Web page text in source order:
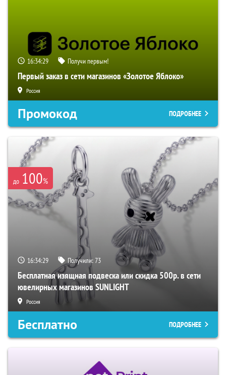
16:34:28 Получи первым!
Первый заказ в сети магазинов «Золотое Яблоко»
Россия
Промокод ПОДРОБНЕЕ
до 100%
16:34:28 Получили:73
Бесплатная изящная подвеска или скидка 500р. в сети
ювелирных магазинов SUNLIGHT
Россия
Бесплатно ПОДРОБНЕЕ